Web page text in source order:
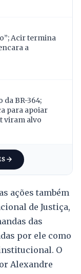
Acir termina
a
BR-364;
para apoiar
viram alvo
ações também
de Justiça,
das
por ele como
O
Alexandre